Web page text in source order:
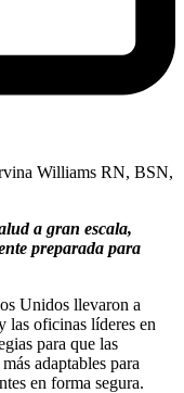
Williams RN, BSN,
a gran escala,
preparada para
Unidos llevaron a
las oficinas líderes en
para que las
adaptables para
en forma segura.